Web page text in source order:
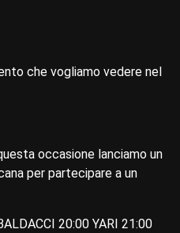
che vogliamo vedere nel
occasione lanciamo un
per partecipare a un
20:00 YARI 21:00